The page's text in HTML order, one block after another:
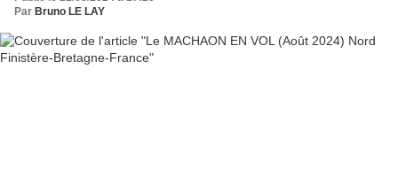
Par Bruno LE LAY